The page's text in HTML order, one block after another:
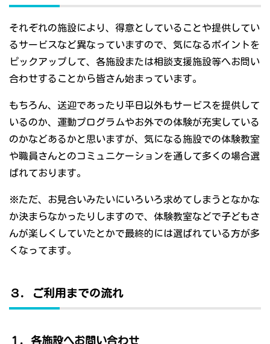
それぞれの施設により、得意としていることや提供してい
るサービスなど異なっていますので、気になるポイントを
ピックアップして、各施設または相談支援施設等へお問い
合わせすることから皆さん始まっています。
もちろん、送迎であったり平日以外もサービスを提供して
いるのか、運動プログラムやお外での体験が充実している
のかなどあるかと思いますが、気になる施設での体験教室
や職員さんとのコミュニケーションを通して多くの場合選
ばれております。
※ただ、お見合いみたいにいろいろ求めてしまうとなかな
か決まらなかったりしますので、体験教室などで子どもさ
んが楽しくしていたとかで最終的には選ばれている方が多
くなってます。
３．ご利用までの流れ
１．各施設へお問い合わせ